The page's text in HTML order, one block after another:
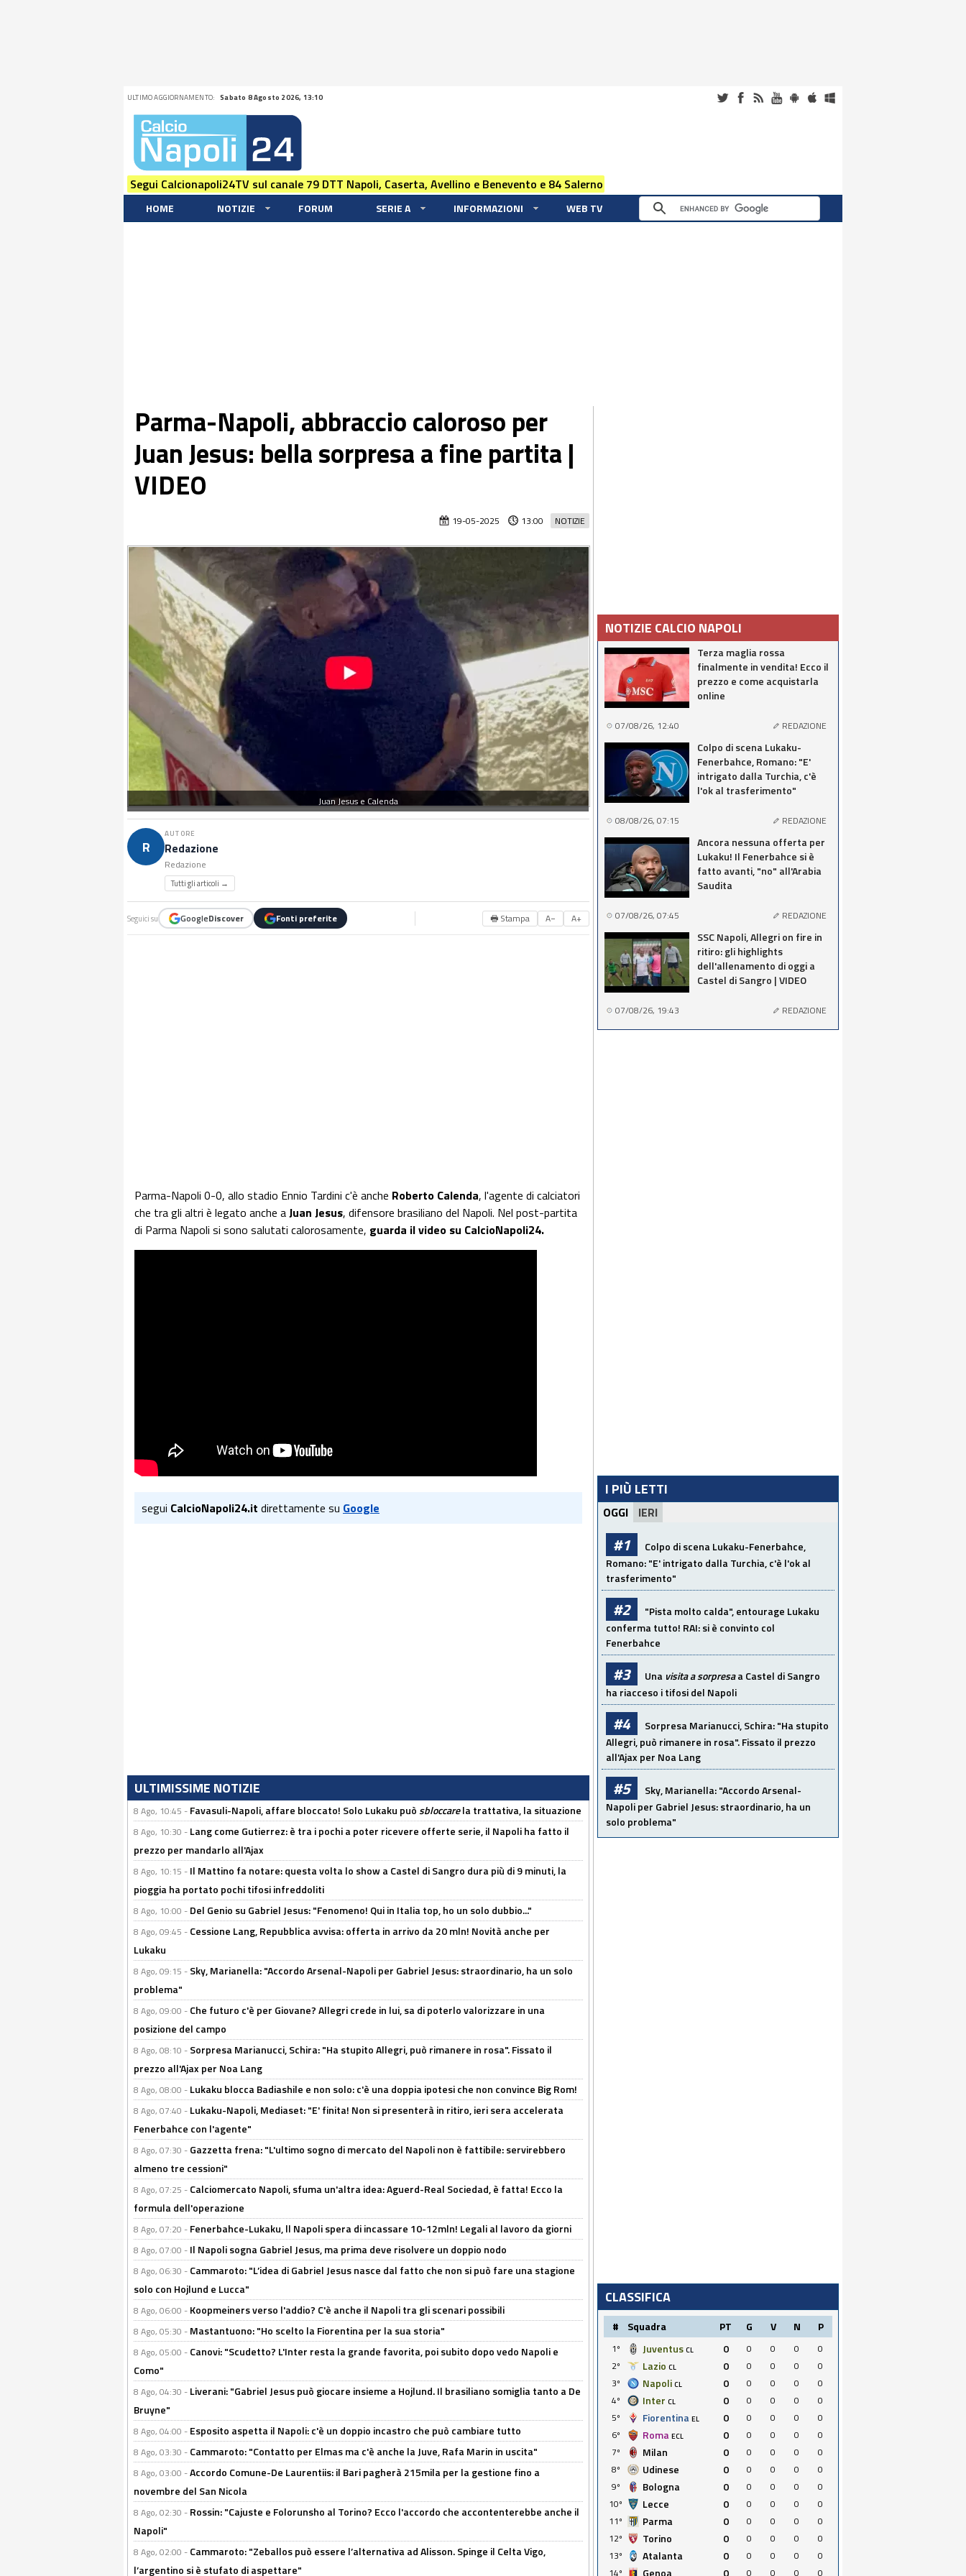
ULTIMO AGGIORNAMENTO: Sabato 8 Agosto 2026, 13:10
Segui Calcionapoli24TV sul canale 79 DTT Napoli, Caserta, Avellino e Benevento e 84 Salerno
HOME NOTIZIE FORUM SERIE A INFORMAZIONI WEB TV
Parma-Napoli, abbraccio caloroso per
Juan Jesus: bella sorpresa a fine partita |
VIDEO
NOTIZIE
19-05-2025 13:00
Juan Jesus e Calenda
R
AUTORE
Redazione
Redazione
Tutti gli articoli →
Seguici su GoogleDiscover Fonti preferite 🖶 Stampa A− A+
Parma-Napoli 0-0, allo stadio Ennio Tardini c'è anche Roberto Calenda, l'agente di calciatori
che tra gli altri è legato anche aJuan Jesus, difensore brasiliano del Napoli. Nel post-partita
di Parma Napoli si sono salutati calorosamente, guarda il video su CalcioNapoli24.
segui CalcioNapoli24.it direttamente su Google
ULTIMISSIME NOTIZIE
8 Ago, 10:45 - Favasuli-Napoli, affare bloccato! Solo Lukaku puòsbloccarela trattativa, la situazione
8 Ago, 10:30 - Lang come Gutierrez: è tra i pochi a poter ricevere offerte serie, il Napoli ha fatto il
prezzo per mandarlo all'Ajax
8 Ago, 10:15 - Il Mattino fa notare: questa volta lo show a Castel di Sangro dura più di 9 minuti, la
pioggia ha portato pochi tifosi infreddoliti
8 Ago, 10:00 - Del Genio su Gabriel Jesus: "Fenomeno! Qui in Italia top, ho un solo dubbio..."
8 Ago, 09:45 - Cessione Lang, Repubblica avvisa: offerta in arrivo da 20 mln! Novità anche per
Lukaku
8 Ago, 09:15 - Sky, Marianella: "Accordo Arsenal-Napoli per Gabriel Jesus: straordinario, ha un solo
problema"
8 Ago, 09:00 - Che futuro c'è per Giovane? Allegri crede in lui, sa di poterlo valorizzare in una
posizione del campo
8 Ago, 08:10 - Sorpresa Marianucci, Schira: "Ha stupito Allegri, può rimanere in rosa". Fissato il
prezzo all'Ajax per Noa Lang
8 Ago, 08:00 - Lukaku blocca Badiashile e non solo: c'è una doppia ipotesi che non convince Big Rom!
8 Ago, 07:40 - Lukaku-Napoli, Mediaset: "E' finita! Non si presenterà in ritiro, ieri sera accelerata
Fenerbahce con l'agente"
8 Ago, 07:30 - Gazzetta frena: "L'ultimo sogno di mercato del Napoli non è fattibile: servirebbero
almeno tre cessioni"
8 Ago, 07:25 - Calciomercato Napoli, sfuma un'altra idea: Aguerd-Real Sociedad, è fatta! Ecco la
formula dell'operazione
8 Ago, 07:20 - Fenerbahce-Lukaku, ll Napoli spera di incassare 10-12mln! Legali al lavoro da giorni
8 Ago, 07:00 - Il Napoli sogna Gabriel Jesus, ma prima deve risolvere un doppio nodo
8 Ago, 06:30 - Cammaroto: "L’idea di Gabriel Jesus nasce dal fatto che non si può fare una stagione
solo con Hojlund e Lucca"
8 Ago, 06:00 - Koopmeiners verso l'addio? C'è anche il Napoli tra gli scenari possibili
8 Ago, 05:30 - Mastantuono: "Ho scelto la Fiorentina per la sua storia"
8 Ago, 05:00 - Canovi: "Scudetto? L'Inter resta la grande favorita, poi subito dopo vedo Napoli e
Como"
8 Ago, 04:30 - Liverani: "Gabriel Jesus può giocare insieme a Hojlund. Il brasiliano somiglia tanto a De
Bruyne"
8 Ago, 04:00 - Esposito aspetta il Napoli: c'è un doppio incastro che può cambiare tutto
8 Ago, 03:30 - Cammaroto: "Contatto per Elmas ma c'è anche la Juve, Rafa Marin in uscita"
8 Ago, 03:00 -Accordo Comune-De Laurentiis: il Bari pagherà 215mila per la gestione fino a
novembre del San Nicola
8 Ago, 02:30 - Rossin: "Cajuste e Folorunsho al Torino? Ecco l'accordo che accontenterebbe anche il
Napoli"
8 Ago, 02:00 - Cammaroto: "Zeballos può essere l’alternativa ad Alisson. Spinge il Celta Vigo,
l’argentino si è stufato di aspettare"
NOTIZIE CALCIO NAPOLI
Terza maglia rossa
finalmente in vendita! Ecco il
prezzo e come acquistarla
online
07/08/26, 12:40 REDAZIONE
Colpo di scena Lukaku-
Fenerbahce, Romano: "E'
intrigato dalla Turchia, c'è
l'ok al trasferimento"
08/08/26, 07:15 REDAZIONE
Ancora nessuna offerta per
Lukaku! Il Fenerbahce si è
fatto avanti, "no" all'Arabia
Saudita
07/08/26, 07:45 REDAZIONE
SSC Napoli, Allegri on fire in
ritiro: gli highlights
dell'allenamento di oggi a
Castel di Sangro | VIDEO
07/08/26, 19:43 REDAZIONE
I PIÙ LETTI
OGGI IERI
#1
Colpo di scena Lukaku-Fenerbahce,
Romano: "E' intrigato dalla Turchia, c'è l'ok al
trasferimento"
#2
"Pista molto calda", entourage Lukaku
conferma tutto! RAI: si è convinto col
Fenerbahce
#3 Una visita a sorpresaa Castel di Sangro
ha riacceso i tifosi del Napoli
#4
Sorpresa Marianucci, Schira: "Ha stupito
Allegri, può rimanere in rosa". Fissato il prezzo
all'Ajax per Noa Lang
#5
Sky, Marianella: "Accordo Arsenal-
Napoli per Gabriel Jesus: straordinario, ha un
solo problema"
CLASSIFICA
# Squadra PT G V N P
1º Juventus CL 0 0 0 0
0
2º
Lazio CL 0 0 0 0
0
3º
Napoli CL 0 0 0 0
0
4º
Inter CL 0 0 0 0
0
5º
Fiorentina EL 0 0 0 0
0
6º
Roma ECL 0 0 0 0
0
7º
Milan 0 0 0 0
0
8º
Udinese 0 0 0 0
0
9º
Bologna 0 0 0 0
0
10º
Lecce 0 0 0 0
0
11º
Parma 0 0 0 0
0
12º
Torino 0 0 0 0
0
13º
Atalanta 0 0 0 0
0
14º
Genoa 0 0 0 0 0